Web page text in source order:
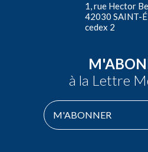
1, rue Hector
42030 SAINT-
cedex 2
à la Lettre
M'ABONNER